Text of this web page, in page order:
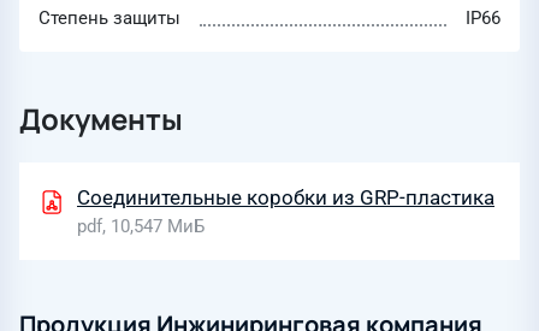
Степень защиты IP66
Документы
Соединительные коробки из GRP-пластика
pdf, 10,547 МиБ
Продукция Инжиниринговая компания